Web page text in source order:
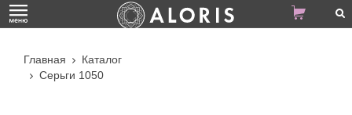
Главная
Каталог
Серьги 1050